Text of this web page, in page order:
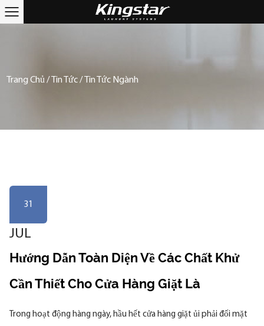
Trang Chủ/ Tin Tức/ Tin Tức Ngành
31
JUL
Hướng Dẫn Toàn Diện Về Các Chất Khử
Cần Thiết Cho Cửa Hàng Giặt Là
Trong hoạt động hàng ngày, hầu hết cửa hàng giặt ủi phải đối mặt